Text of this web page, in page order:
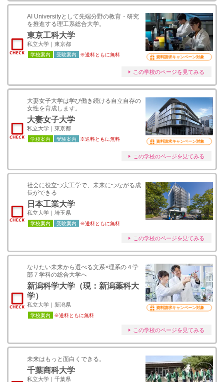
AI Universityとして先端分野の教育・研究
を推進する理工系総合大学。
東京工科大学
私立大学｜東京都
学校案内 受験案内 ※送料ともに無料 資料請求キャンペーン対象
この学校のページを見てみる
大妻女子大学は学び働き続ける自立自存の
女性を育成します。
大妻女子大学
私立大学｜東京都
学校案内 受験案内 ※送料ともに無料 資料請求キャンペーン対象
この学校のページを見てみる
社会に役立つ実工学で、未来につながる成
長ができる
日本工業大学
私立大学｜埼玉県
学校案内 受験案内 ※送料ともに無料
この学校のページを見てみる
なりたい未来から選べる文系×理系の４学
部７学科の総合大学へ
新潟科学大学（現：新潟薬科大
学）
私立大学｜新潟県
学校案内 ※送料ともに無料
資料請求キャンペーン対象
この学校のページを見てみる
未来はもっと面白くできる。
千葉商科大学
私立大学｜千葉県